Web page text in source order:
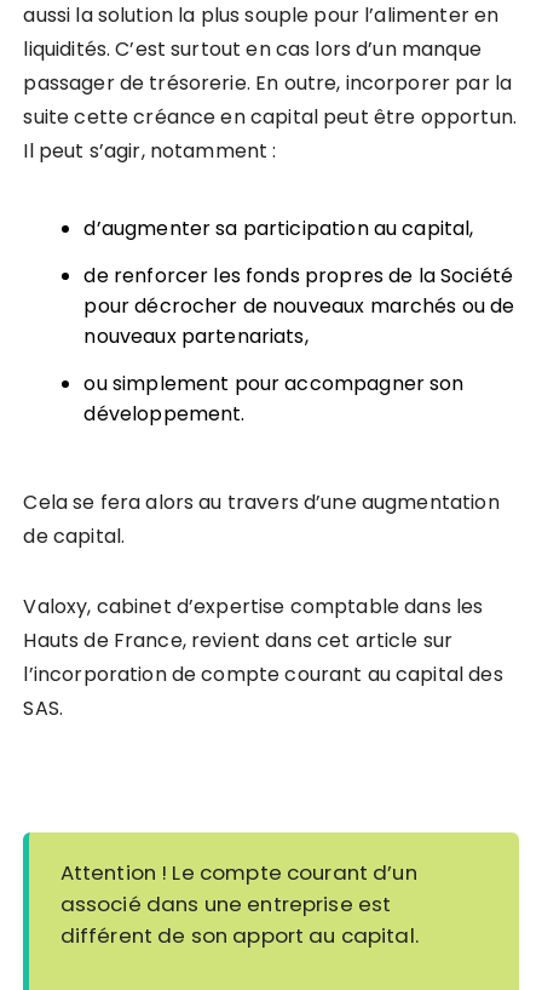
aussi la solution la plus souple pour l’alimenter en
liquidités. C’est surtout en cas lors d’un manque
passager de trésorerie. En outre, incorporer par la
suite cette créance en capital peut être opportun.
Il peut s’agir, notamment :
d’augmenter sa participation au capital,
de renforcer les fonds propres de la Société
pour décrocher de nouveaux marchés ou de
nouveaux partenariats,
ou simplement pour accompagner son
développement.
Cela se fera alors au travers d’une augmentation
de capital.
Valoxy, cabinet d’expertise comptable dans les
Hauts de France, revient dans cet article sur
l’incorporation de compte courant au capital des
SAS.
Attention ! Le compte courant d’un
associé dans une entreprise est
différent de son apport au capital.